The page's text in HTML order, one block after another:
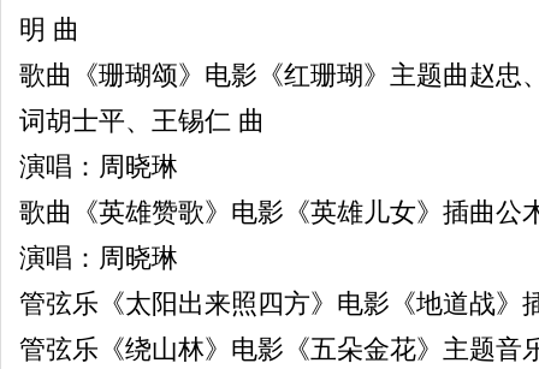
明 曲
歌曲《珊瑚颂》电影《红珊瑚》主题曲赵忠
词胡士平、王锡仁 曲
演唱：周晓琳
歌曲《英雄赞歌》电影《英雄儿女》插曲公
演唱：周晓琳
管弦乐《太阳出来照四方》电影《地道战》
管弦乐《绕山林》电影《五朵金花》主题音